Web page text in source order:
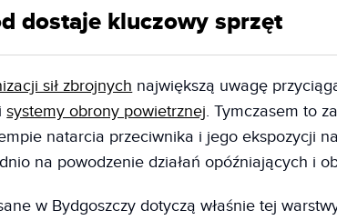
dostaje kluczowy sprzęt
sił zbrojnych największą uwagę
isystemy obrony powietrznej. Tymczasem to
natarcia przeciwnika i jego ekspozycji
na powodzenie działań opóźniających i
w Bydgoszczy dotyczą właśnie tej